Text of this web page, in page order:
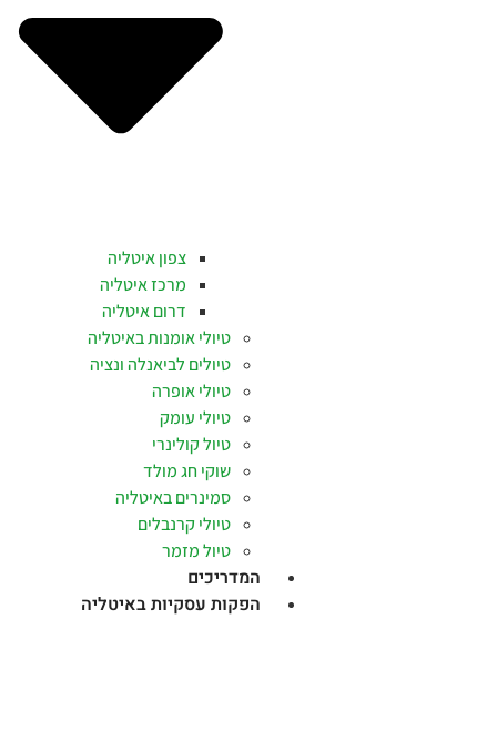
צפון איטליה
מרכז איטליה
דרום איטליה
טיולי אומנות באיטליה
טיולים לביאנלה ונציה
טיולי אופרה
טיולי עומק
טיול קולינרי
שוקי חג מולד
סמינרים באיטליה
טיולי קרנבלים
טיול מזמר
המדריכים
הפקות עסקיות באיטליה